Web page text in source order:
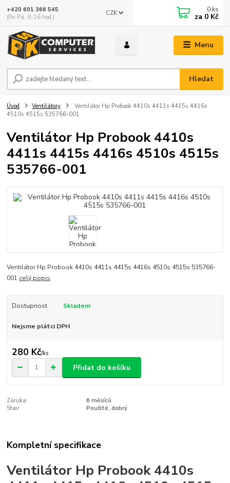
Menu
CZK
Hledat
+420 601 366 545
(Po-Pá, 8-16 hod.)
0 ks
za 0 Kč
Úvod Ventilátory
Ventilátor Hp Probook 4410s 4411s 4415s 4416s
4510s 4515s 535766-001
Ventilátor Hp Probook 4410s
4411s 4415s 4416s 4510s 4515s
535766-001
Ventilátor Hp Probook 4410s 4411s 4415s 4416s 4510s 4515s 535766-
001 celý popis
Dostupnost Skladem
Nejsme plátci DPH
280 Kč/ks
Přidat do košíku
Záruka:
6 měsíců
Stav:
Použité, dobrý
Kompletní specifikace
Ventilátor Hp Probook 4410s